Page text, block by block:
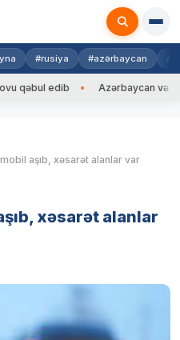
#rusiya #azərbaycan
edib Azərbaycan və
aşıb, xəsarət alanlar var
xəsarət alanlar